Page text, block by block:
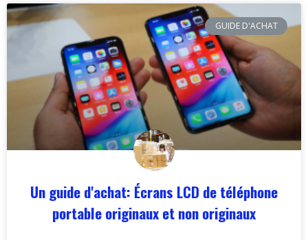
GUIDE D'ACHAT
Un guide d'achat: Écrans LCD de téléphone
portable originaux et non originaux